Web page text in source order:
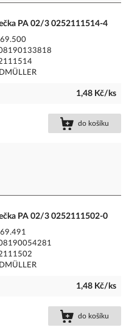
PA 02/3 0252111514-4
1,48 Kč/ks
do košíku
PA 02/3 0252111502-0
1,48 Kč/ks
do košíku